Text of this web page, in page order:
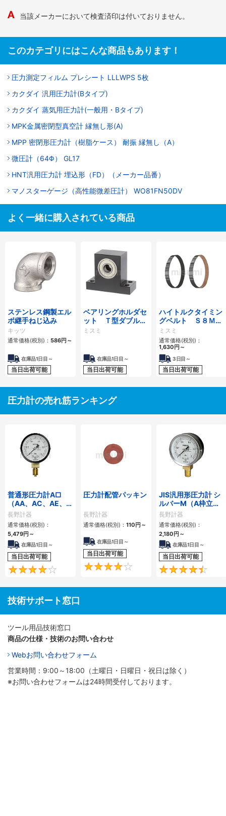
当該メーカーにおいて検査済印は付いておりません。
このカテゴリにはこんな商品もあります！
圧力測定フィルム プレシート LLLWPS 5枚
カクダイ 汎用圧力計(Bタイプ)
カクダイ 蒸気用圧力計(一般用・Bタイプ)
MPK金属密閉型真空計 縁無し形(A)
MPP 密閉形圧力計（樹脂ケース） 耐振 縁無し（A）
微圧計（64Φ） GL17
HNT汎用圧力計 埋込形（FD）（メーカー品番）
マノスターゲージ（高性能微差圧計） WO81FN50DV
よく一緒に購入されている商品
ステンレス鋼製エル
ボ継手ねじ込み
キッツ
通常価格(税別)： 586円 ～
在庫品1日目～
当日出荷可能
ベアリングホルダセ
ット Ｔ型ダブル
高さ選択タイプ
ミスミ
在庫品1日目～
当日出荷可能
ハイトルクタイミン
グベルト Ｓ８Ｍタ
イプ
ミスミ
通常価格(税別)：
1,630円 ～
3日目～
当日出荷可能
圧力計の売れ筋ランキング
普通形圧力計A□
（AA、AC、AE、
AG、AJ）
長野計器
通常価格(税別)：
5,479円 ～
在庫品1日目～
当日出荷可能
4
圧力計配管パッキン
長野計器
通常価格(税別)： 110円 ～
在庫品1日目～
当日出荷可能
4.1
JIS汎用形圧力計 シ
ルバーM（A枠立
形・Φ60・テーパー
ねじ）GS50-171
長野計器
通常価格(税別)：
2,180円 ～
在庫品1日目～
当日出荷可能
技術サポート窓口
ツール用品技術窓口
商品の仕様・技術のお問い合わせ
Webお問い合わせフォーム
営業時間：9:00～18:00（土曜日・日曜日・祝日は除く）
※お問い合わせフォームは24時間受付しております。